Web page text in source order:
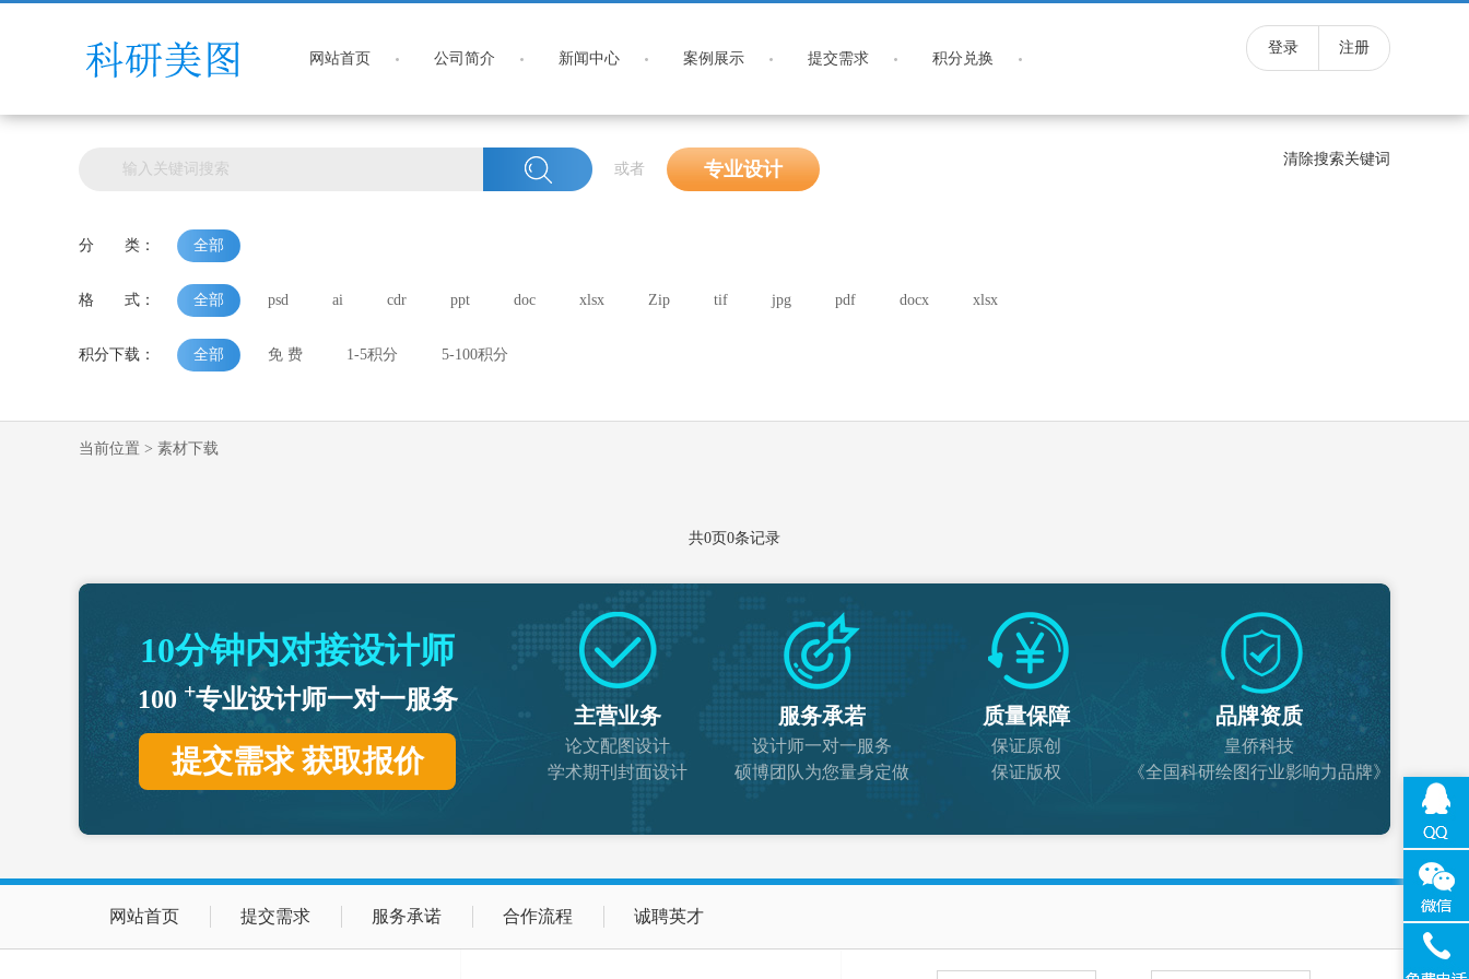
网站首页 公司简介 新闻中心 案例展示 提交需求 积分兑换
登录 注册
或者 专业设计 清除搜索关键词
分 类： 全部
格 式： 全部 psd ai cdr ppt doc xlsx Zip tif jpg pdf docx xlsx
积分下载： 全部 免 费 1-5积分 5-100积分
当前位置 > 素材下载
共0页0条记录
10分钟内对接设计师
100 +专业设计师一对一服务
提交需求 获取报价
主营业务
论文配图设计
学术期刊封面设计
服务承若
设计师一对一服务
硕博团队为您量身定做
质量保障
保证原创
保证版权
品牌资质
皇侨科技
《全国科研绘图行业影响力品牌》
网站首页 提交需求 服务承诺 合作流程 诚聘英才